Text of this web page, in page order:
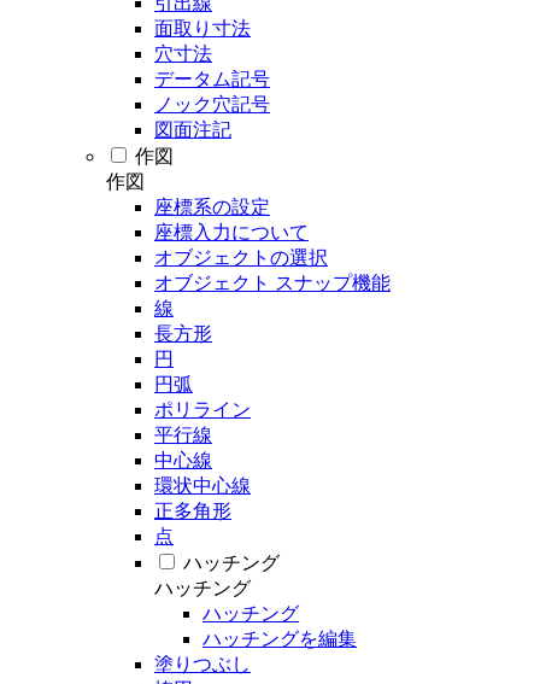
面取り寸法
穴寸法
データム記号
ノック穴記号
図面注記
作図
作図
座標系の設定
座標入力について
オブジェクトの選択
オブジェクト スナップ機能
線
長方形
円
円弧
ポリライン
平行線
中心線
環状中心線
正多角形
点
ハッチング
ハッチング
ハッチング
ハッチングを編集
塗りつぶし